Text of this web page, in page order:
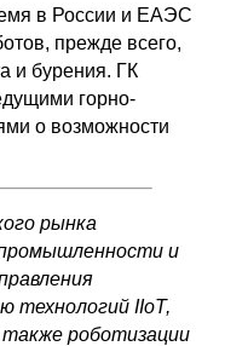
в России и ЕАЭС
прежде всего,
и бурения. ГК
горно-
о возможности
рынка
и
технологий IIoT,
роботизации